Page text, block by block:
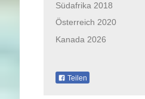
Südafrika 2018
Österreich 2020
Kanada 2026
Teilen